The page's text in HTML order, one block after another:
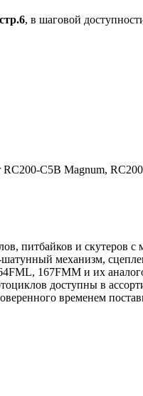
, в шаговой
C5B Magnum,
питбайков и скутеров
механизм,
167FMM и их
доступны в
временем